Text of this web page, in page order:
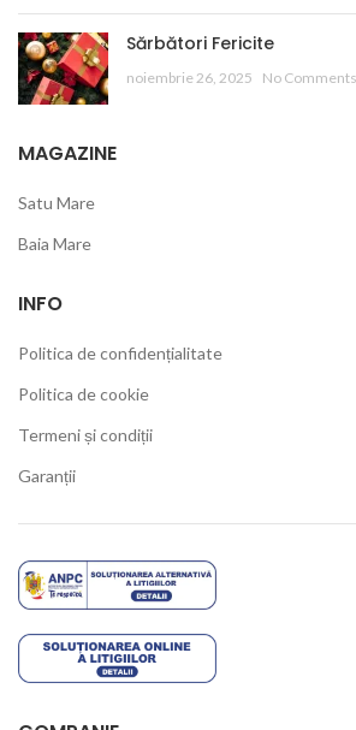
Sărbători Fericite
noiembrie 26, 2025 No Comments
MAGAZINE
Satu Mare
Baia Mare
INFO
Politica de confidențialitate
Politica de cookie
Termeni și condiții
Garanții